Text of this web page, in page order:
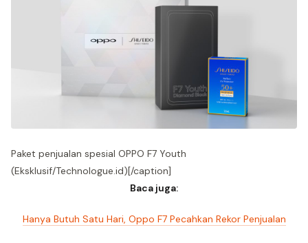
Paket penjualan spesial OPPO F7 Youth
(Eksklusif/Technologue.id)[/caption]
Baca juga:
Hanya Butuh Satu Hari, Oppo F7 Pecahkan Rekor Penjualan